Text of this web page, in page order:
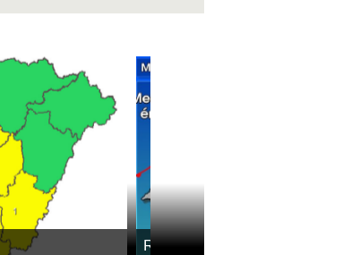
Rövid időre kisüthet ma